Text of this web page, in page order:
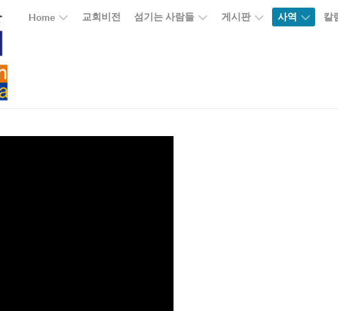
Home 교회비전 섬기는 사람들 게시판 사역 칼